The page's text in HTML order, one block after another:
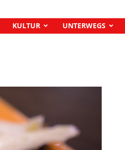
KULTUR UNTERWEGS